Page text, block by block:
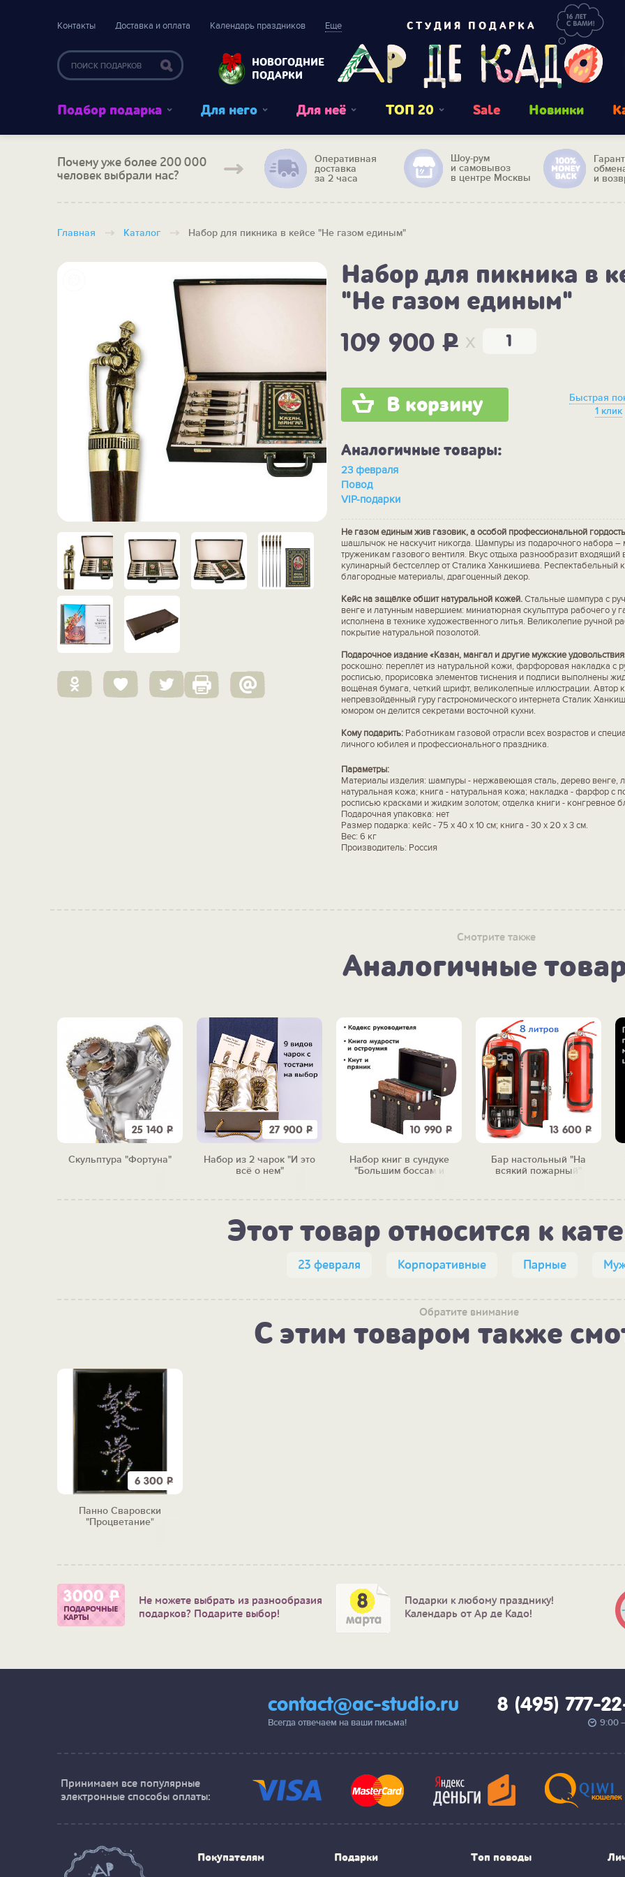
Контакты Доставка и оплата Календарь праздников Еще
НОВОГОДНИЕ
ПОДАРКИ
СТУДИЯ ПОДАРКА
Подбор подарка Для него Для неё ТОП 20 Sale Новинки
Почему уже более 200 000
человек выбрали нас?
Оперативная
доставка
за 2 часа
Шоу-рум
и самовывоз
в центре Москвы
и
Главная Каталог Набор для пикника в кейсе "Не газом единым"
Набор для пикника в
"Не газом единым"
109 900P x
В корзину
Быстрая
1 клик
Аналогичные товары:
23 февраля
Повод
VIP-подарки
Не газом единым жив газовик, а особой профессиональной
шашлычок не наскучит никогда. Шампуры из подарочного набора –
труженикам газового вентиля. Вкус отдыха разнообразит входящий
кулинарный бестселлер от Сталика Ханкишиева. Респектабельный
благородные материалы, драгоценный декор.
Кейс на защёлке обшит натуральной кожей.Стальные шампура с
венге и латунным навершием: миниатюрная скульптура рабочего у
исполнена в технике художественного литья. Великолепие ручной
покрытие натуральной позолотой.
Подарочное издание «Казан, мангал и другие мужские
роскошно: переплёт из натуральной кожи, фарфоровая накладка с
росписью, прорисовка элементов тиснения и подписи выполнены
вощёная бумага, четкий шрифт, великолепные иллюстрации. Автор
непревзойдённый гуру гастрономического интернета Сталик
юмором он делится секретами восточной кухни.
Кому подарить:Работникам газовой отрасли всех возрастов и
личного юбилея и профессионального праздника.
Параметры:
Материалы изделия: шампуры - нержавеющая сталь, дерево венге,
натуральная кожа; книга - натуральная кожа; накладка - фарфор с
росписью красками и жидким золотом; отделка книги - конгревное
Подарочная упаковка: нет
Размер подарка: кейс - 75 х 40 х 10 см; книга - 30 х 20 х 3 см.
Вес: 6 кг
Производитель: Россия
Смотрите также
Аналогичные
25 140 Р
Скульптура "Фортуна"
27 900 Р
Набор из 2 чарок "И это
всё о нем"
10 990 Р
Набор книг в сундуке
"Большим боссам и
13 600 Р
Бар настольный "На
всякий пожарный"
Этот товар относится к
23 февраля Корпоративные Парные
Обратите внимание
С этим товаром также
6 300 Р
Панно Сваровски
"Процветание"
Не можете выбрать из разнообразия
подарков? Подарите выбор!
Подарки к любому празднику!
Календарь от Ар де Кадо!
contact@ac-studio.ru
Всегда отвечаем на ваши письма!
8 (495) 777-
9:00
Принимаем все популярные
электронные способы оплаты:
Покупателям Подарки Топ поводы